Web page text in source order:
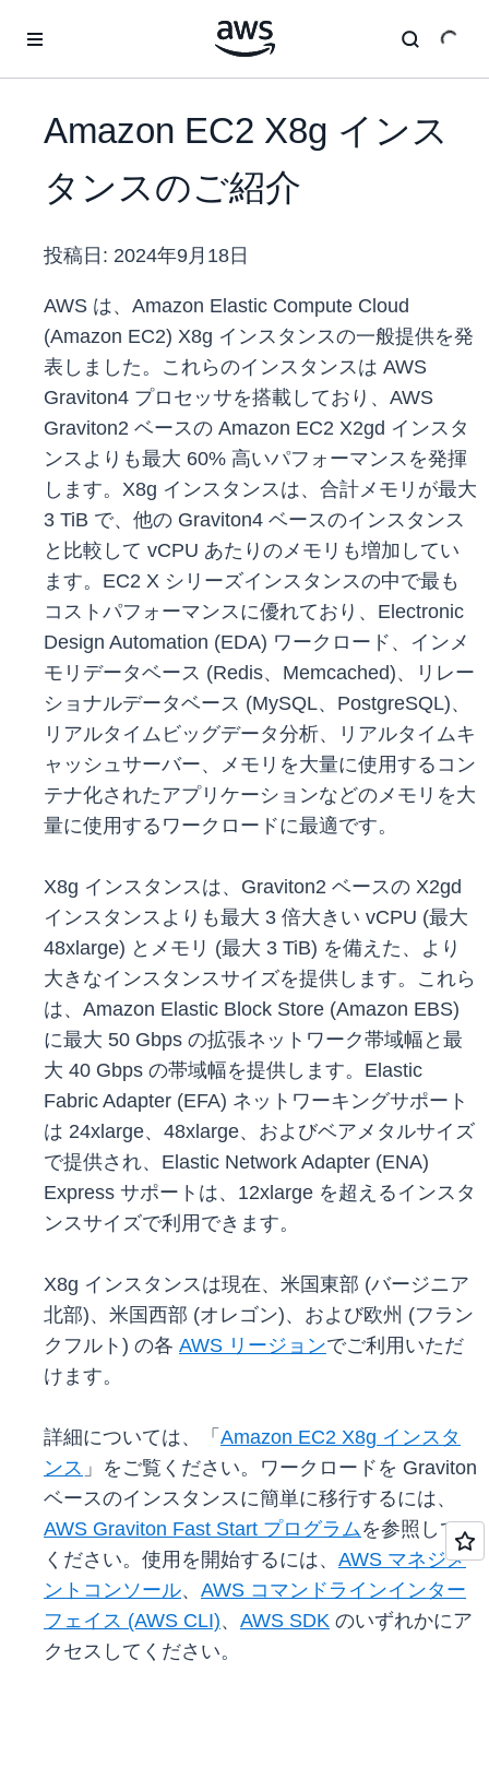
Amazon EC2 X8g インス
タンスのご紹介
投稿日: 2024年9月18日
AWS は、Amazon Elastic Compute Cloud
(Amazon EC2) X8g インスタンスの一般提供を発
表しました。これらのインスタンスは AWS
Graviton4 プロセッサを搭載しており、AWS
Graviton2 ベースの Amazon EC2 X2gd インスタ
ンスよりも最大 60% 高いパフォーマンスを発揮
します。X8g インスタンスは、合計メモリが最大
3 TiB で、他の Graviton4 ベースのインスタンス
と比較して vCPU あたりのメモリも増加してい
ます。EC2 X シリーズインスタンスの中で最も
コストパフォーマンスに優れており、Electronic
Design Automation (EDA) ワークロード、インメ
モリデータベース (Redis、Memcached)、リレー
ショナルデータベース (MySQL、PostgreSQL)、
リアルタイムビッグデータ分析、リアルタイムキ
ャッシュサーバー、メモリを大量に使用するコン
テナ化されたアプリケーションなどのメモリを大
量に使用するワークロードに最適です。
X8g インスタンスは、Graviton2 ベースの X2gd
インスタンスよりも最大 3 倍大きい vCPU (最大
48xlarge) とメモリ (最大 3 TiB) を備えた、より
大きなインスタンスサイズを提供します。これら
は、Amazon Elastic Block Store (Amazon EBS)
に最大 50 Gbps の拡張ネットワーク帯域幅と最
大 40 Gbps の帯域幅を提供します。Elastic
Fabric Adapter (EFA) ネットワーキングサポート
は 24xlarge、48xlarge、およびベアメタルサイズ
で提供され、Elastic Network Adapter (ENA)
Express サポートは、12xlarge を超えるインスタ
ンスサイズで利用できます。
X8g インスタンスは現在、米国東部 (バージニア
北部)、米国西部 (オレゴン)、および欧州 (フラン
クフルト) の各 AWS リージョンでご利用いただ
けます。
詳細については、「 Amazon EC2 X8g インスタ
ンス 」をご覧ください。ワークロードを Graviton
ベースのインスタンスに簡単に移行するには、
AWS Graviton Fast Start プログラムを参照して
ください。使用を開始するには、 AWS マネジメ
ントコンソール、 AWS コマンドラインインター
フェイス (AWS CLI)、 AWS SDK のいずれかにア
クセスしてください。